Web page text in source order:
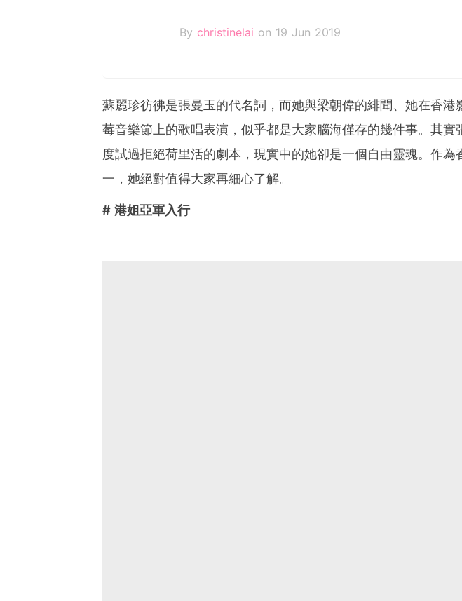
By christinelai on 19 Jun 2019
蘇麗珍彷彿是張曼玉的代名詞，而她與梁朝偉的緋聞、她在香港
莓音樂節上的歌唱表演，似乎都是大家腦海僅存的幾件事。其實
度試過拒絕荷里活的劇本，現實中的她卻是一個自由靈魂。作為
一，她絕對值得大家再細心了解。
# 港姐亞軍入行